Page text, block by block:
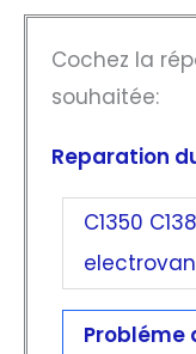
Cochez la
souhaitée:
Reparation
C1350
Probléme